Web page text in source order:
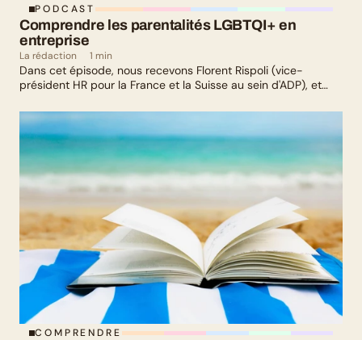
PODCAST
Comprendre les parentalités LGBTQI+ en
entreprise
La rédaction 1 min
Dans cet épisode, nous recevons Florent Rispoli (vice-
président HR pour la France et la Suisse au sein d'ADP), et
leurs parcours de parents LGBTQ+.
COMPRENDRE